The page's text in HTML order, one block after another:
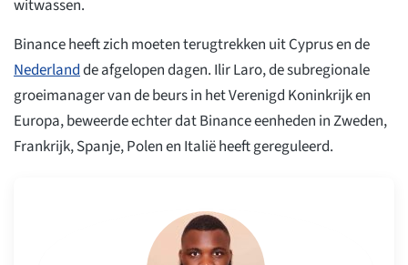
witwassen.
Binance heeft zich moeten terugtrekken uit Cyprus en de
Nederlandde afgelopen dagen. Ilir Laro, de subregionale
groeimanager van de beurs in het Verenigd Koninkrijk en
Europa, beweerde echter dat Binance eenheden in Zweden,
Frankrijk, Spanje, Polen en Italië heeft gereguleerd.